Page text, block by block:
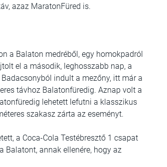
azaz MaratonFüred is.
a Balaton medréből, egy homokpadról
el a második, leghosszabb nap, a
indult a mezőny, itt már a
távhoz Balatonfüredig. Aznap volt a
lehetett lefutni a klasszikus
szakasz zárta az eseményt.
a Coca-Cola Testébresztő 1 csapat
Balatont, annak ellenére, hogy az